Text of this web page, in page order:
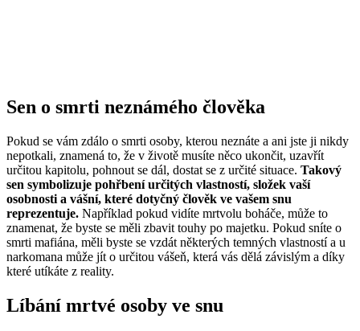
Sen o smrti neznámého člověka
Pokud se vám zdálo o smrti osoby, kterou neznáte a ani jste ji nikdy
nepotkali, znamená to, že v životě musíte něco ukončit, uzavřít
určitou kapitolu, pohnout se dál, dostat se z určité situace. Takový
sen symbolizuje pohřbení určitých vlastností, složek vaší
osobnosti a vášní, které dotyčný člověk ve vašem snu
reprezentuje. Například pokud vidíte mrtvolu boháče, může to
znamenat, že byste se měli zbavit touhy po majetku. Pokud sníte o
smrti mafiána, měli byste se vzdát některých temných vlastností a u
narkomana může jít o určitou vášeň, která vás dělá závislým a díky
které utíkáte z reality.
Líbání mrtvé osoby ve snu